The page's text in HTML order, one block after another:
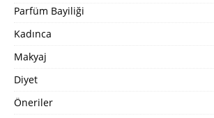
Parfüm Bayiliği
Kadınca
Makyaj
Diyet
Öneriler